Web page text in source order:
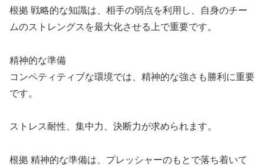
根拠 戦略的な知識は、相手の弱点を利用し、自身のチー
ムのストレングスを最大化させる上で重要です。
精神的な準備
コンペティティブな環境では、精神的な強さも勝利に重要
です。
ストレス耐性、集中力、決断力が求められます。
根拠 精神的な準備は、プレッシャーのもとで落ち着いて